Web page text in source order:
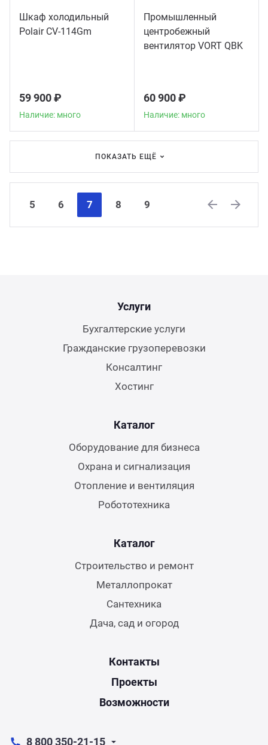
Шкаф холодильный
Polair CV-114Gm
59 900 ₽
Наличие: много
Промышленный
центробежный
вентилятор VORT QBK
60 900 ₽
Наличие: много
ПОКАЗАТЬ ЕЩЁ
5 6 7 8
9
Услуги
Бухгалтерские услуги
Гражданские грузоперевозки
Консалтинг
Хостинг
Каталог
Оборудование для бизнеса
Охрана и сигнализация
Отопление и вентиляция
Робототехника
Каталог
Строительство и ремонт
Металлопрокат
Сантехника
Дача, сад и огород
Контакты
Проекты
Возможности
8 800 350-21-15